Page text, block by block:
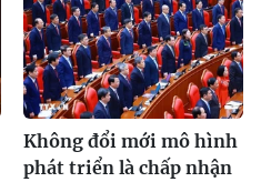
Không đổi mới mô hình
phát triển là chấp nhận